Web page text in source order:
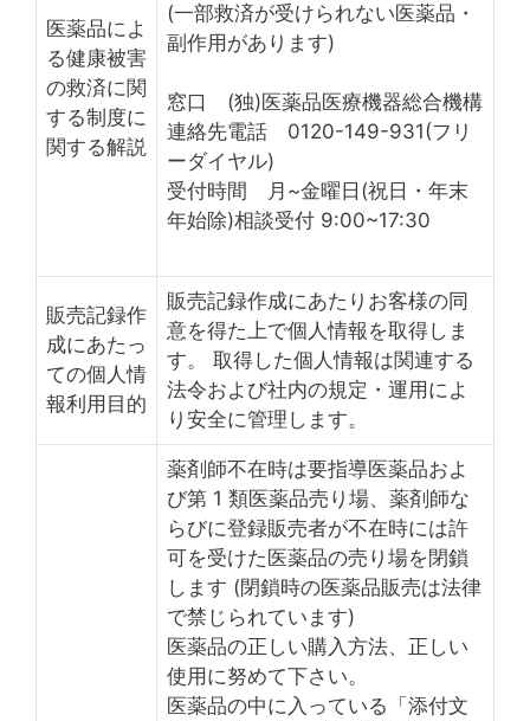
医薬品によ
る健康被害
の救済に関
する制度に
関する解説
(一部救済が受けられない医薬品・
副作用があります)
窓口 (独)医薬品医療機器総合機構
連絡先電話 0120-149-931(フリ
ーダイヤル)
受付時間 月~金曜日(祝日・年末
年始除)相談受付 9:00~17:30
販売記録作
成にあたっ
ての個人情
報利用目的
販売記録作成にあたりお客様の同
意を得た上で個人情報を取得しま
す。 取得した個人情報は関連する
法令および社内の規定・運用によ
り安全に管理します。
薬剤師不在時は要指導医薬品およ
び第 1 類医薬品売り場、薬剤師な
らびに登録販売者が不在時には許
可を受けた医薬品の売り場を閉鎖
します (閉鎖時の医薬品販売は法律
で禁じられています)
医薬品の正しい購入方法、正しい
使用に努めて下さい。
医薬品の中に入っている「添付文